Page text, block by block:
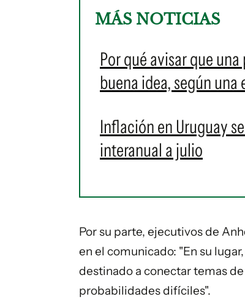
MÁS NOTICIAS
Por qué avisar que
buena idea, según una
Inflación en Uruguay
interanual a julio
Por su parte, ejecutivos de
en el comunicado: "En su
destinado a conectar temas
probabilidades difíciles".